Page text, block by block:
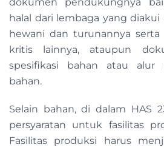
halal dari lembaga yang
hewani dan turunannya serta
kritis lainnya, ataupun
spesifikasi bahan atau alur
bahan.
Selain bahan, di dalam HAS
persyaratan untuk fasilitas
Fasilitas produksi harus